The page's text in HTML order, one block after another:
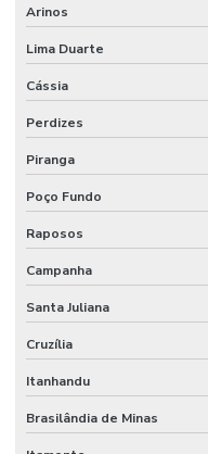
Arinos
Lima Duarte
Cássia
Perdizes
Piranga
Poço Fundo
Raposos
Campanha
Santa Juliana
Cruzília
Itanhandu
Brasilândia de Minas